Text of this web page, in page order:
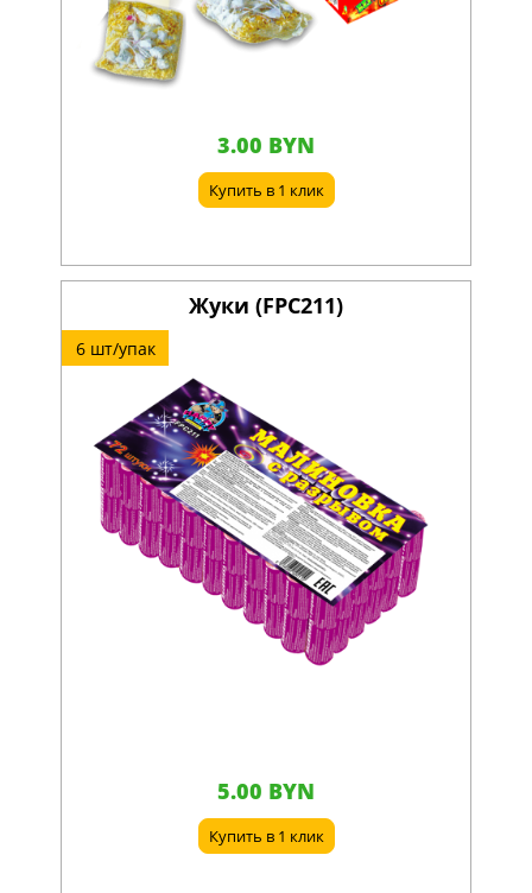
3.00 BYN
Купить в 1 клик
Жуки (FPC211)
6 шт/упак
5.00 BYN
Купить в 1 клик